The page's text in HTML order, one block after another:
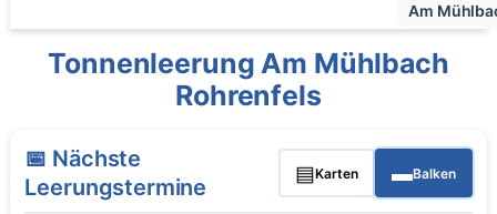
Am
Tonnenleerung Am Mühlbach
Rohrenfels
📅 Nächste
Leerungstermine
▤Karten ▬Balken